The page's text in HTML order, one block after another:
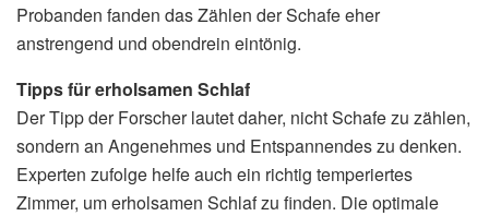
Probanden fanden das Zählen der Schafe eher
anstrengend und obendrein eintönig.
Tipps für erholsamen Schlaf
Der Tipp der Forscher lautet daher, nicht Schafe zu zählen,
sondern an Angenehmes und Entspannendes zu denken.
Experten zufolge helfe auch ein richtig temperiertes
Zimmer, um erholsamen Schlaf zu finden. Die optimale